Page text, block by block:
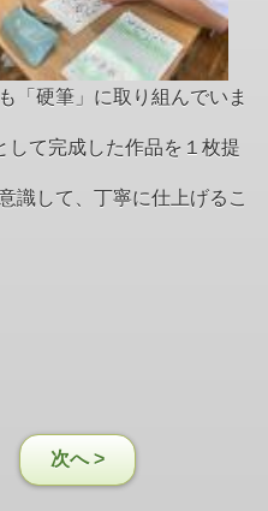
「硬筆」に取り組んでいま
して完成した作品を１枚提
識して、丁寧に仕上げるこ
次へ >